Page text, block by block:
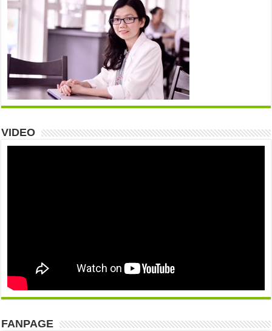
VIDEO
FANPAGE